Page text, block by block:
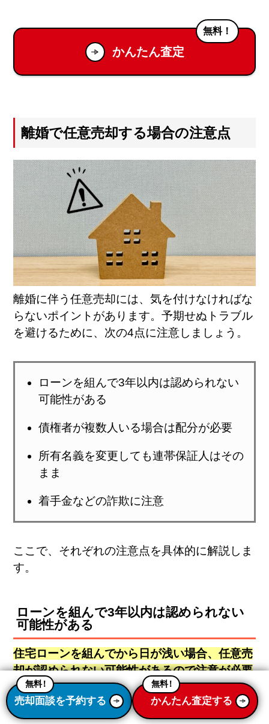
かんたん査定
無料！
離婚で任意売却する場合の注意点
離婚に伴う任意売却には、気を付けなければな
らないポイントがあります。予期せぬトラブル
を避けるために、次の4点に注意しましょう。
ローンを組んで3年以内は認められない
可能性がある
債権者が複数人いる場合は配分が必要
所有名義を変更しても連帯保証人はその
まま
着手金などの詐欺に注意
ここで、それぞれの注意点を具体的に解説しま
す。
ローンを組んで3年以内は認められない
可能性がある
住宅ローンを組んでから日が浅い場合、任意売
却が認められない可能性があるので注意が必要
です。明確な基準はありませんが、一般的には
「3年以内」が目安とされています。
無料！
売却面談を予約する
無料！
かんたん査定する